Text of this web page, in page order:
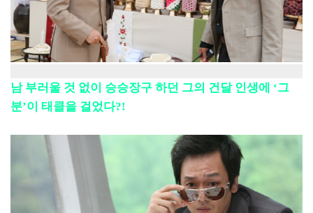
남 부러울 것 없이 승승장구 하던 그의 건달 인생에 ‘그
분’이 태클을 걸었다?!